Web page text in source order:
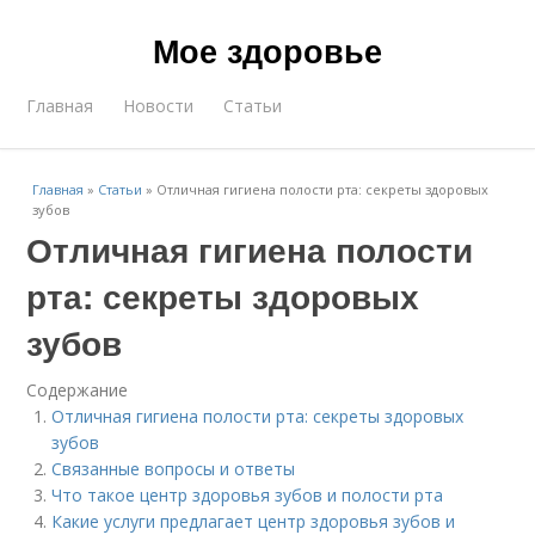
Мое здоровье
Главная Новости Статьи
Главная » Статьи » Отличная гигиена полости рта: секреты здоровых
зубов
Отличная гигиена полости
рта: секреты здоровых
зубов
Содержание
Отличная гигиена полости рта: секреты здоровых
зубов
Связанные вопросы и ответы
Что такое центр здоровья зубов и полости рта
Какие услуги предлагает центр здоровья зубов и